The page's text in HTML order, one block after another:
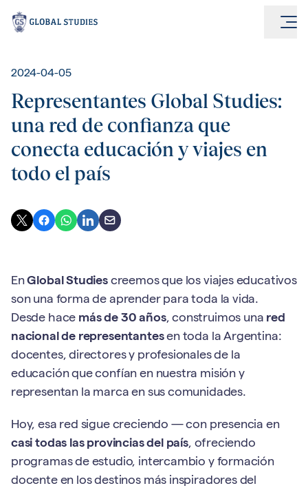
2024-04-05
Representantes Global Studies:
una red de confianza que
conecta educación y viajes en
todo el país
EnGlobal Studiescreemos que los viajes educativos
son una forma de aprender para toda la vida.
Desde hace más de 30 años, construimos una red
nacional de representantesen toda la Argentina:
docentes, directores y profesionales de la
educación que confían en nuestra misión y
representan la marca en sus comunidades.
Hoy, esa red sigue creciendo — con presencia en
casi todas las provincias del país, ofreciendo
programas de estudio, intercambio y formación
docente en los destinos más inspiradores del